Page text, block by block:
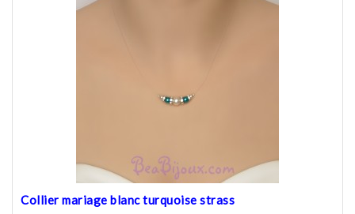
Collier mariage blanc turquoise strass